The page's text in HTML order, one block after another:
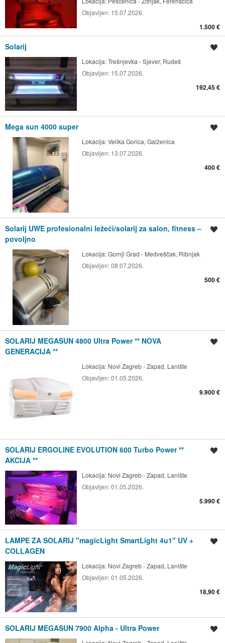
Objavljen: 15.07.2026.
1.500 €
Solarij
Lokacija:Trešnjevka - Sjever, Rudeš
Objavljen: 15.07.2026.
192,45 €
Mega sun 4000 super
Lokacija:Velika Gorica, Galženica
Objavljen: 13.07.2026.
400 €
Solarij UWE profesionalni ležeći/solarij za salon, fitness –
povoljno
Lokacija:Gornji Grad - Medveščak, Ribnjak
Objavljen:08.07.2026.
500 €
SOLARIJ MEGASUN 4800 Ultra Power ** NOVA
GENERACIJA **
Lokacija: Novi Zagreb - Zapad, Lanište
Objavljen:01.05.2026.
9.900 €
SOLARIJ ERGOLINE EVOLUTION 600 Turbo Power **
AKCIJA **
Lokacija: Novi Zagreb - Zapad, Lanište
Objavljen:01.05.2026.
5.990 €
LAMPE ZA SOLARIJ "magicLight SmartLight 4u1" UV +
COLLAGEN
Lokacija: Novi Zagreb - Zapad, Lanište
Objavljen:01.05.2026.
18,90 €
SOLARIJ MEGASUN 7900 Alpha - Ultra Power